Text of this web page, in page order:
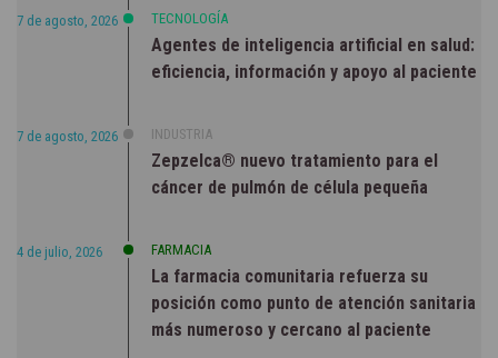
7 de agosto, 2026 TECNOLOGÍA
Agentes de inteligencia artificial en salud:
eficiencia, información y apoyo al paciente
7 de agosto, 2026 INDUSTRIA
Zepzelca® nuevo tratamiento para el
cáncer de pulmón de célula pequeña
4 de julio, 2026 FARMACIA
La farmacia comunitaria refuerza su
posición como punto de atención sanitaria
más numeroso y cercano al paciente